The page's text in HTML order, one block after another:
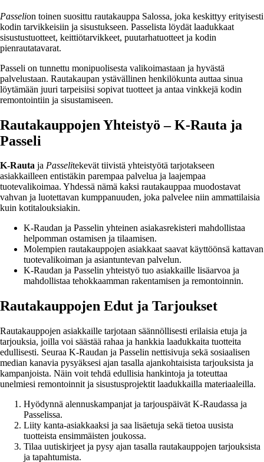
Passelion toinen suosittu rautakauppa Salossa, joka keskittyy erityisesti
kodin tarvikkeisiin ja sisustukseen. Passelista löydät laadukkaat
sisustustuotteet, keittiötarvikkeet, puutarhatuotteet ja kodin
pienrautatavarat.
Passeli on tunnettu monipuolisesta valikoimastaan ja hyvästä
palvelustaan. Rautakaupan ystävällinen henkilökunta auttaa sinua
löytämään juuri tarpeisiisi sopivat tuotteet ja antaa vinkkejä kodin
remontointiin ja sisustamiseen.
Rautakauppojen Yhteistyö – K-Rauta ja
Passeli
K-Rauta ja Passelitekevät tiivistä yhteistyötä tarjotakseen
asiakkailleen entistäkin parempaa palvelua ja laajempaa
tuotevalikoimaa. Yhdessä nämä kaksi rautakauppaa muodostavat
vahvan ja luotettavan kumppanuuden, joka palvelee niin ammattilaisia
kuin kotitalouksiakin.
K-Raudan ja Passelin yhteinen asiakasrekisteri mahdollistaa
helpomman ostamisen ja tilaamisen.
Molempien rautakauppojen asiakkaat saavat käyttöönsä kattavan
tuotevalikoiman ja asiantuntevan palvelun.
K-Raudan ja Passelin yhteistyö tuo asiakkaille lisäarvoa ja
mahdollistaa tehokkaamman rakentamisen ja remontoinnin.
Rautakauppojen Edut ja Tarjoukset
Rautakauppojen asiakkaille tarjotaan säännöllisesti erilaisia etuja ja
tarjouksia, joilla voi säästää rahaa ja hankkia laadukkaita tuotteita
edullisesti. Seuraa K-Raudan ja Passelin nettisivuja sekä sosiaalisen
median kanavia pysyäksesi ajan tasalla ajankohtaisista tarjouksista ja
kampanjoista. Näin voit tehdä edullisia hankintoja ja toteuttaa
unelmiesi remontoinnit ja sisustusprojektit laadukkailla materiaaleilla.
Hyödynnä alennuskampanjat ja tarjouspäivät K-Raudassa ja
Passelissa.
Liity kanta-asiakkaaksi ja saa lisäetuja sekä tietoa uusista
tuotteista ensimmäisten joukossa.
Tilaa uutiskirjeet ja pysy ajan tasalla rautakauppojen tarjouksista
ja tapahtumista.